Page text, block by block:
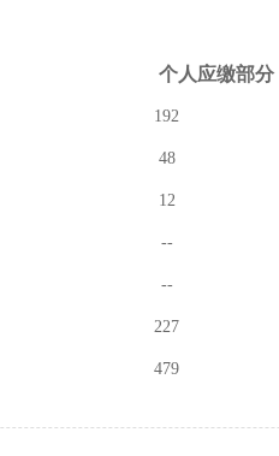
个人应缴部分
192
48
12
--
--
227
479